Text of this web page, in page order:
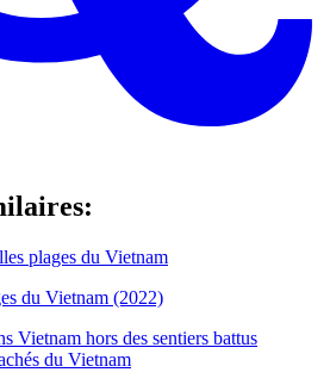
du Vietnam (2022)